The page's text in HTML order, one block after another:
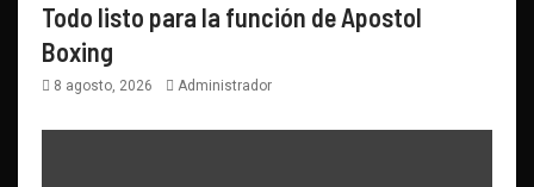
Todo listo para la función de Apostol
Boxing
8 agosto, 2026 Administrador